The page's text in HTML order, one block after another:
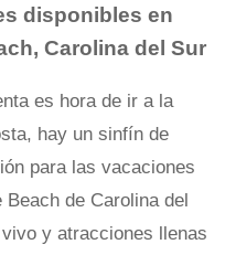
disponibles en
Carolina del Sur
es hora de ir a la
hay un sinfín de
para las vacaciones
de Carolina del
y atracciones llenas